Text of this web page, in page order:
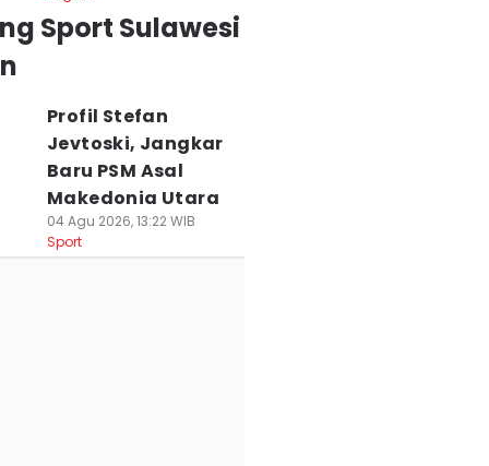
Sport Sulawesi
Profil Stefan
Jevtoski, Jangkar
Baru PSM Asal
Makedonia Utara
04 Agu 2026, 13:22 WIB
Sport